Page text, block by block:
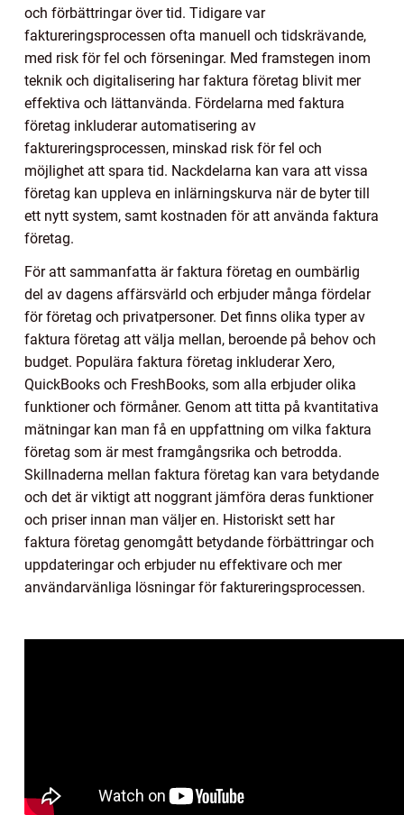
och förbättringar över tid. Tidigare var
faktureringsprocessen ofta manuell och tidskrävande,
med risk för fel och förseningar. Med framstegen inom
teknik och digitalisering har faktura företag blivit mer
effektiva och lättanvända. Fördelarna med faktura
företag inkluderar automatisering av
faktureringsprocessen, minskad risk för fel och
möjlighet att spara tid. Nackdelarna kan vara att vissa
företag kan uppleva en inlärningskurva när de byter till
ett nytt system, samt kostnaden för att använda faktura
företag.
För att sammanfatta är faktura företag en oumbärlig
del av dagens affärsvärld och erbjuder många fördelar
för företag och privatpersoner. Det finns olika typer av
faktura företag att välja mellan, beroende på behov och
budget. Populära faktura företag inkluderar Xero,
QuickBooks och FreshBooks, som alla erbjuder olika
funktioner och förmåner. Genom att titta på kvantitativa
mätningar kan man få en uppfattning om vilka faktura
företag som är mest framgångsrika och betrodda.
Skillnaderna mellan faktura företag kan vara betydande
och det är viktigt att noggrant jämföra deras funktioner
och priser innan man väljer en. Historiskt sett har
faktura företag genomgått betydande förbättringar och
uppdateringar och erbjuder nu effektivare och mer
användarvänliga lösningar för faktureringsprocessen.